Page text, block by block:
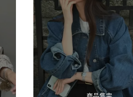
商品售完